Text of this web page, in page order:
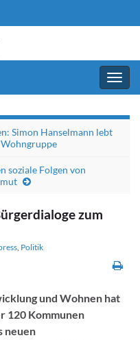
Simon Hanselmann lebt
soziale Folgen von
zum
, Politik
und Wohnen hat
120 Kommunen
neuen